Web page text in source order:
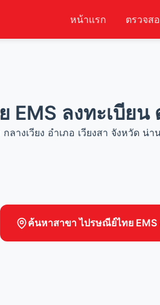
หน้าแรก ตรวจส
ลงทะเบียน
างเวียง อำเภอ เวียงสา จังหวัด น่
ค้นหาสาขา ไปรษณีย์ไทย EMS